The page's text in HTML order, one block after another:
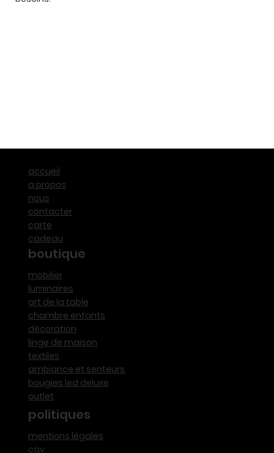
accueil
a propos
nous
contacter
carte
cadeau
boutique
mobilier
luminaires
art de la table
chambre enfants
décoration
linge de maison
textiles
ambiance et senteurs
bougies led deluxe
outlet
politiques
mentions légales
cgv